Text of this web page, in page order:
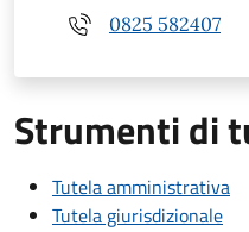
0825 582407
Strumenti di
Tutela amministrativa
Tutela giurisdizionale